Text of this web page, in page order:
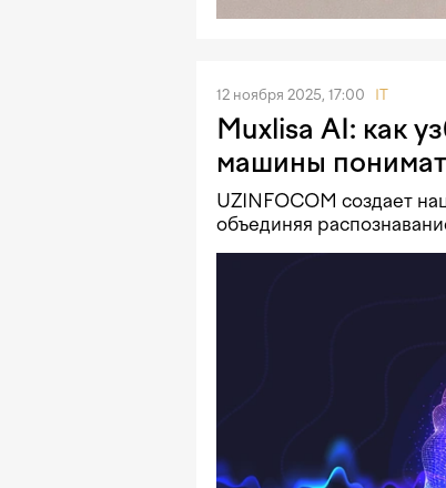
12 ноября 2025, 17:00 IT
Muxlisa AI: как
машины
UZINFOCOM создает
объединяя